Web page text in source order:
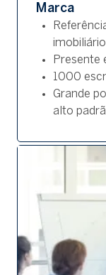
Marca
Presente
1000
Grande
alto